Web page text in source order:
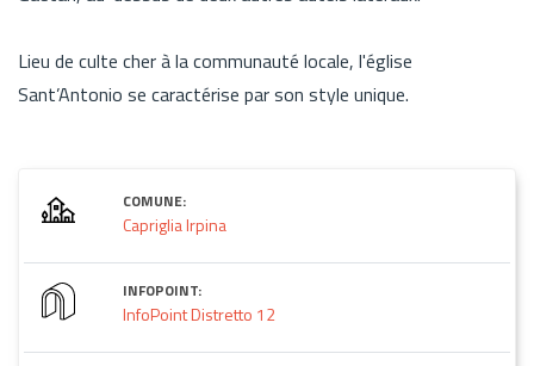
Lieu de culte cher à la communauté locale, l'église
Sant’Antonio se caractérise par son style unique.
COMUNE:
Capriglia Irpina
INFOPOINT:
InfoPoint Distretto 12